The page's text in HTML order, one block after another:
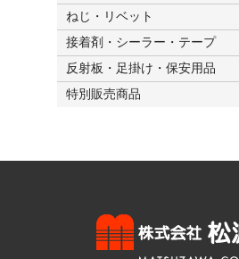
ねじ・リベット
接着剤・シーラー・テープ
反射板・足掛け・保安用品
特別販売商品